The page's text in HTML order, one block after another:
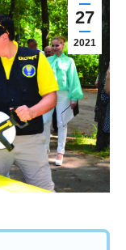
27
2021